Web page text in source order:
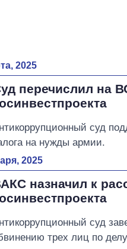
2025
перечислил на
суд
на нужды армии.
2025
назначил к
суд
трех лиц по